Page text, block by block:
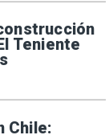
Teniente
Chile: